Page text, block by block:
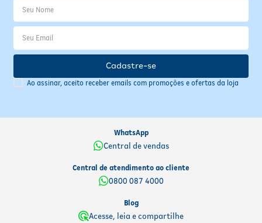
Ao assinar, aceito receber emails com promoções e ofertas da loja
Cadastre-se
WhatsApp
Central de vendas
Central de atendimento ao cliente
0800 087 4000
Blog
Acesse, leia e compartilhe